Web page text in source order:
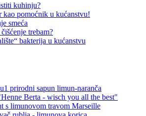
kuhinju?
kao pomoćnik u kućanstvu!
smeća
trebam?
bakterija u kućanstvu
prirodni sapun limun-naranča
Berta - wisch you all the best"
s limunovom travom Marseille